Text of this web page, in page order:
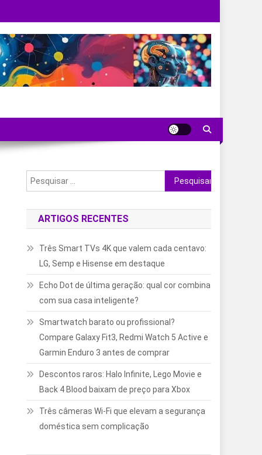
Pesquisar
por:
ARTIGOS RECENTES
Três Smart TVs 4K que valem cada centavo:
LG, Semp e Hisense em destaque
Echo Dot de última geração: qual cor combina
com sua casa inteligente?
Smartwatch barato ou profissional?
Compare Galaxy Fit3, Redmi Watch 5 Active e
Garmin Enduro 3 antes de comprar
Descontos raros: Halo Infinite, Lego Movie e
Back 4 Blood baixam de preço para Xbox
Três câmeras Wi-Fi que elevam a segurança
doméstica sem complicação